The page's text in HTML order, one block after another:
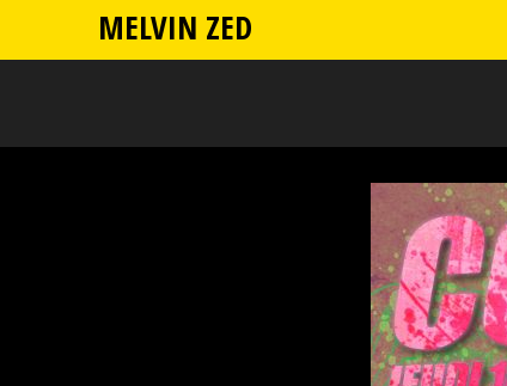
MELVIN ZED